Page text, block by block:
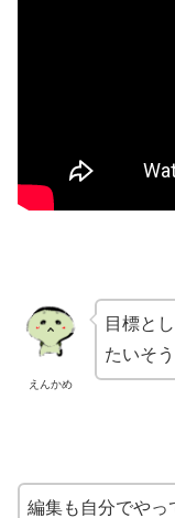
えんかめ
目標と
たいそ
編集も自分でやっ